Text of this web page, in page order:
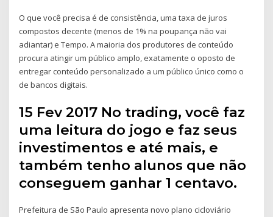
O que você precisa é de consistência, uma taxa de juros
compostos decente (menos de 1% na poupança não vai
adiantar) e Tempo. A maioria dos produtores de conteúdo
procura atingir um público amplo, exatamente o oposto de
entregar conteúdo personalizado a um público único como o
de bancos digitais.
15 Fev 2017 No trading, você faz
uma leitura do jogo e faz seus
investimentos e até mais, e
também tenho alunos que não
conseguem ganhar 1 centavo.
Prefeitura de São Paulo apresenta novo plano cicloviário